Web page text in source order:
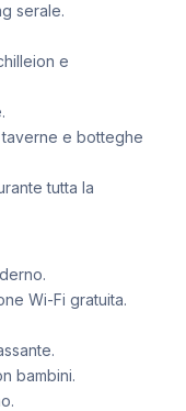
serale.
e
e botteghe
tutta la
Wi-Fi gratuita.
bambini.